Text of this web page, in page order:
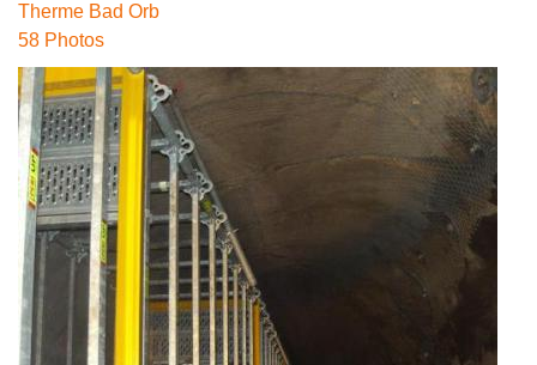
Therme Bad Orb
58 Photos